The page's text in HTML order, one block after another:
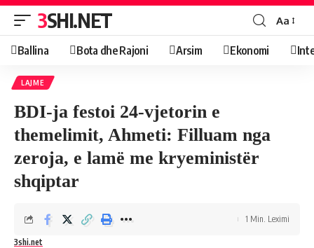
3SHI.NET Aa
Ballina Bota dhe Rajoni Arsim Ekonomi
LAJME
BDI-ja festoi 24-vjetorin e
themelimit, Ahmeti: Filluam nga
zeroja, e lamë me kryeministër
shqiptar
3shi.net
1 Min. Leximi